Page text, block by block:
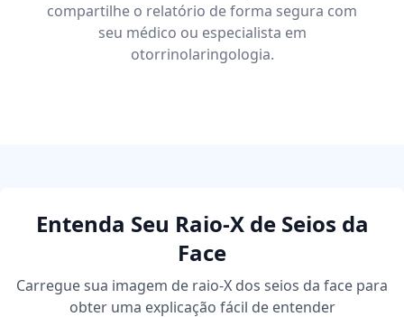
compartilhe o relatório de forma segura com
seu médico ou especialista em
otorrinolaringologia.
Entenda Seu Raio-X de Seios da
Face
Carregue sua imagem de raio-X dos seios da face para
obter uma explicação fácil de entender